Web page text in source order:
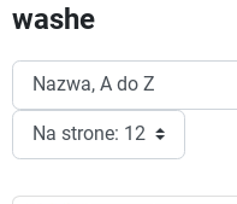
washe